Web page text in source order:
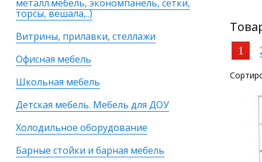
металл.мебель, экономпанель, сетки,
торсы, вешала,..)
Витрины, прилавки, стеллажи
Офисная мебель
Школьная мебель
Детская мебель. Мебель для ДОУ
Холодильное оборудование
Барные стойки и барная мебель
1